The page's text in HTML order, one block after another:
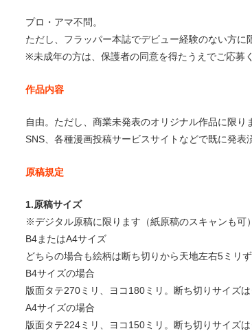
プロ・アマ不問。
ただし、フラッパー本誌でデビュー経験のない方に
※未成年の方は、保護者の同意を得たうえでご応募
作品内容
自由。ただし、商業未発表のオリジナル作品に限り
SNS、各種漫画投稿サービスサイトなどで既に発表
原稿規定
1.原稿サイズ
※デジタル原稿に限ります（紙原稿のスキャンも可）
B4またはA4サイズ
どちらの場合も絵柄は断ち切りから天地左右5ミリ
B4サイズの場合
版面タテ270ミリ、ヨコ180ミリ。断ち切りサイズ
A4サイズの場合
版面タテ224ミリ、ヨコ150ミリ。断ち切りサイズ